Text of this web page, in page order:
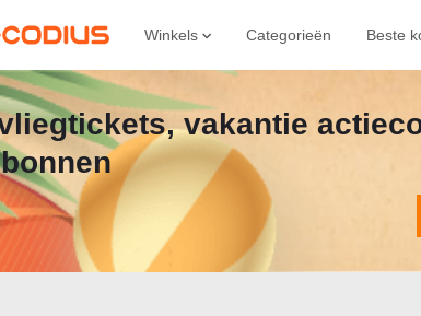
Winkels Categorieën Beste
vakantie